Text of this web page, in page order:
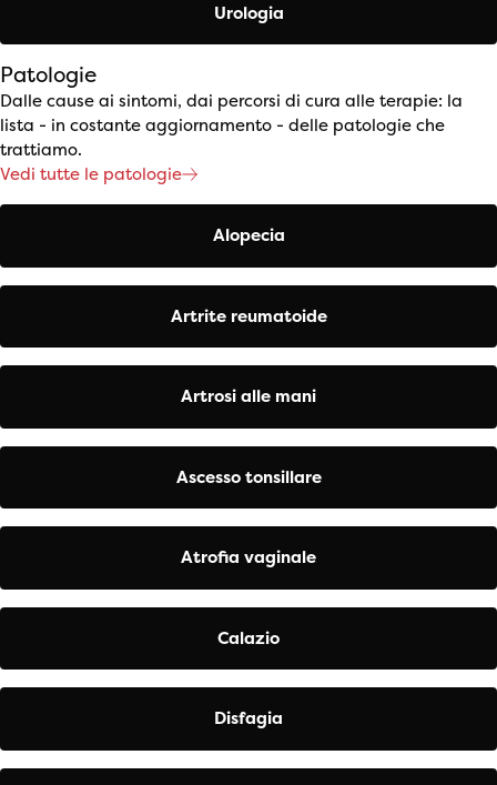
Urologia
Patologie
Dalle cause ai sintomi, dai percorsi di cura alle terapie: la
lista - in costante aggiornamento - delle patologie che
trattiamo.
Vedi tutte le patologie
Alopecia
Artrite reumatoide
Artrosi alle mani
Ascesso tonsillare
Atrofia vaginale
Calazio
Disfagia